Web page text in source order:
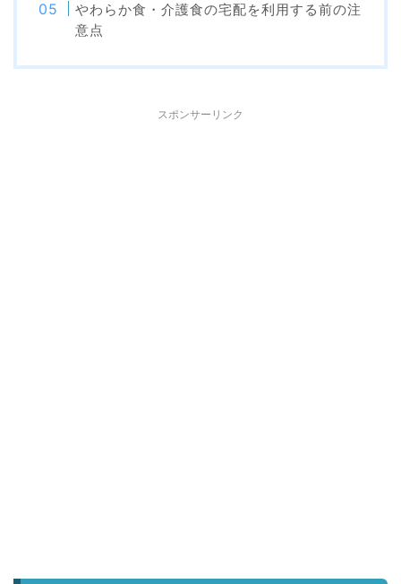
やわらか食・介護食の宅配を利用する前の注
意点
スポンサーリンク